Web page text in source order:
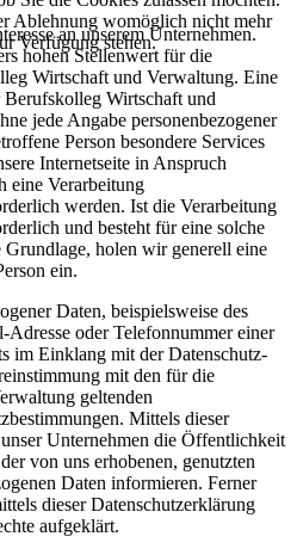
an unserem Unternehmen.
hohen Stellenwert für die
Wirtschaft und Verwaltung. Eine
Wirtschaft und
jede Angabe personenbezogener
Person besondere Services
Internetseite in Anspruch
eine Verarbeitung
werden. Ist die Verarbeitung
und besteht für eine solche
Grundlage, holen wir generell eine
ein.
Daten, beispielsweise des
oder Telefonnummer einer
im Einklang mit der Datenschutz-
mit den für die
geltenden
Mittels dieser
Unternehmen die Öffentlichkeit
von uns erhobenen, genutzten
Daten informieren. Ferner
dieser Datenschutzerklärung
aufgeklärt.
Ablehnung womöglich nicht mehr
Verfügung stehen.